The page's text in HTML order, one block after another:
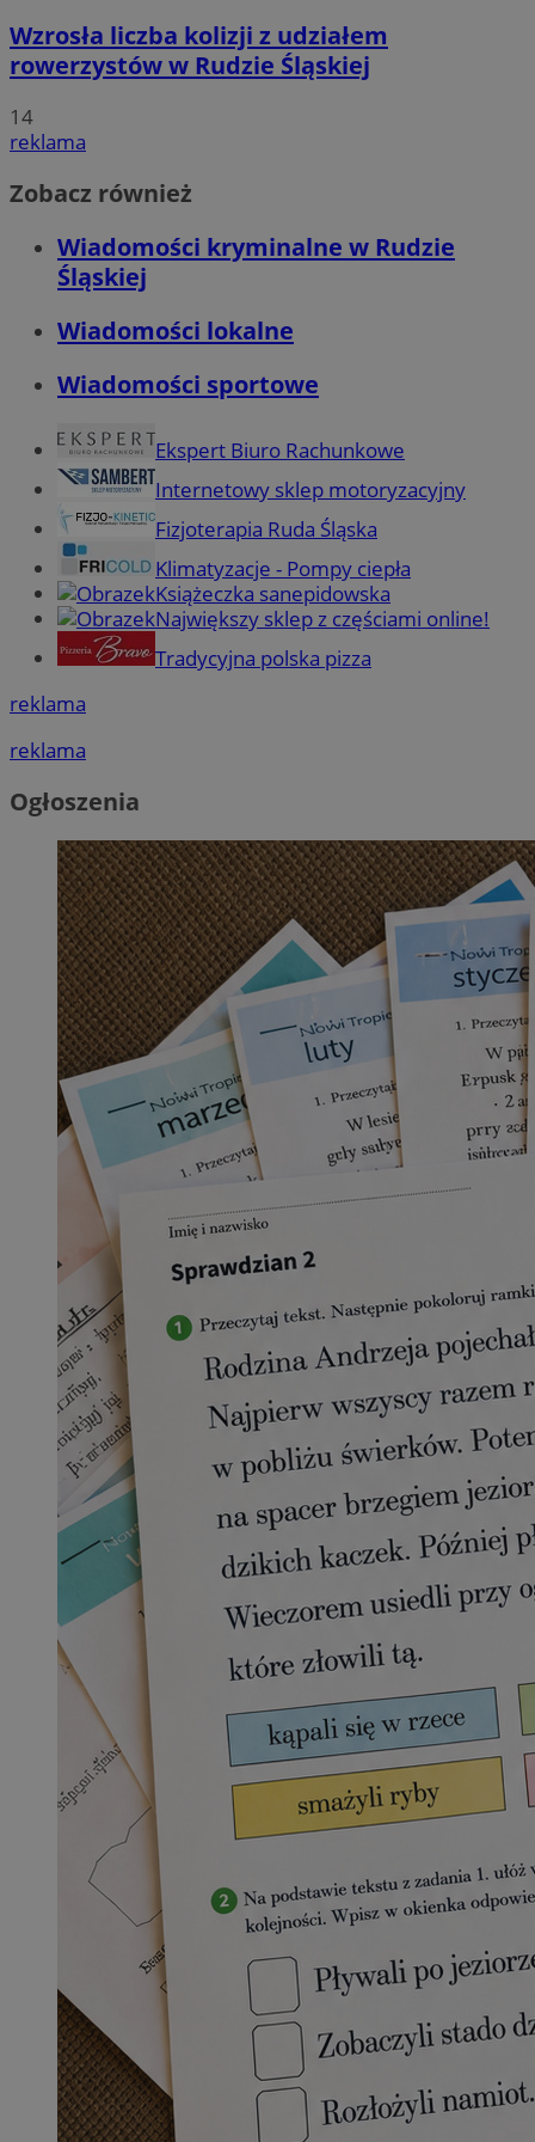
Wzrosła liczba kolizji z udziałem
rowerzystów w Rudzie Śląskiej
14
reklama
Zobacz również
Wiadomości kryminalne w Rudzie
Śląskiej
Wiadomości lokalne
Wiadomości sportowe
Ekspert Biuro Rachunkowe
Internetowy sklep motoryzacyjny
Fizjoterapia Ruda Śląska
Klimatyzacje - Pompy ciepła
Książeczka sanepidowska
Największy sklep z częściami online!
Tradycyjna polska pizza
reklama
reklama
Ogłoszenia